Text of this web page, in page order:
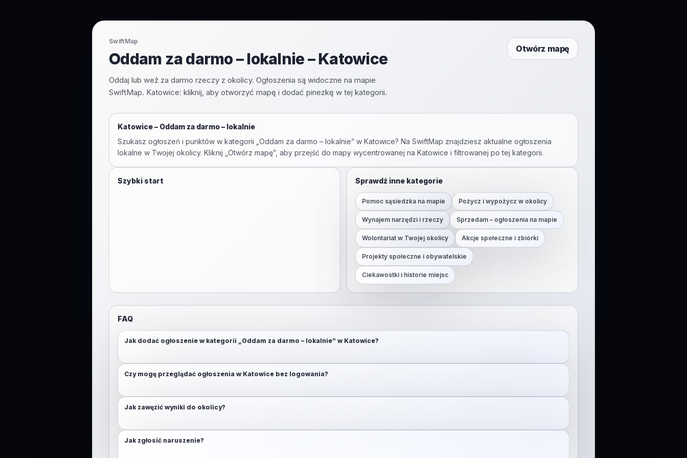
SwiftMap
Oddam za darmo – lokalnie – Katowice
Oddaj lub weź za darmo rzeczy z okolicy. Ogłoszenia są widoczne na mapie
SwiftMap. Katowice: kliknij, aby otworzyć mapę i dodać pinezkę w tej kategorii.
Otwórz mapę
Katowice– Oddam za darmo – lokalnie
Szukasz ogłoszeń i punktów w kategorii „ Oddam za darmo – lokalnie” w Katowice? Na SwiftMap znajdziesz aktualne ogłoszenia
lokalne w Twojej okolicy. Kliknij „Otwórz mapę”, aby przejść do mapy wycentrowanej na Katowice i filtrowanej po tej kategorii.
Szybki start Sprawdź inne kategorie
Pomoc sąsiedzka na mapie Pożycz i wypożycz w okolicy
Wynajem narzędzi i rzeczy Sprzedam – ogłoszenia na mapie
Wolontariat w Twojej okolicy Akcje społeczne i zbiórki
Projekty społeczne i obywatelskie
Ciekawostki i historie miejsc
FAQ
Jak dodać ogłoszenie w kategorii „Oddam za darmo – lokalnie” w Katowice?
Czy mogę przeglądać ogłoszenia w Katowice bez logowania?
Jak zawęzić wyniki do okolicy?
Jak zgłosić naruszenie?